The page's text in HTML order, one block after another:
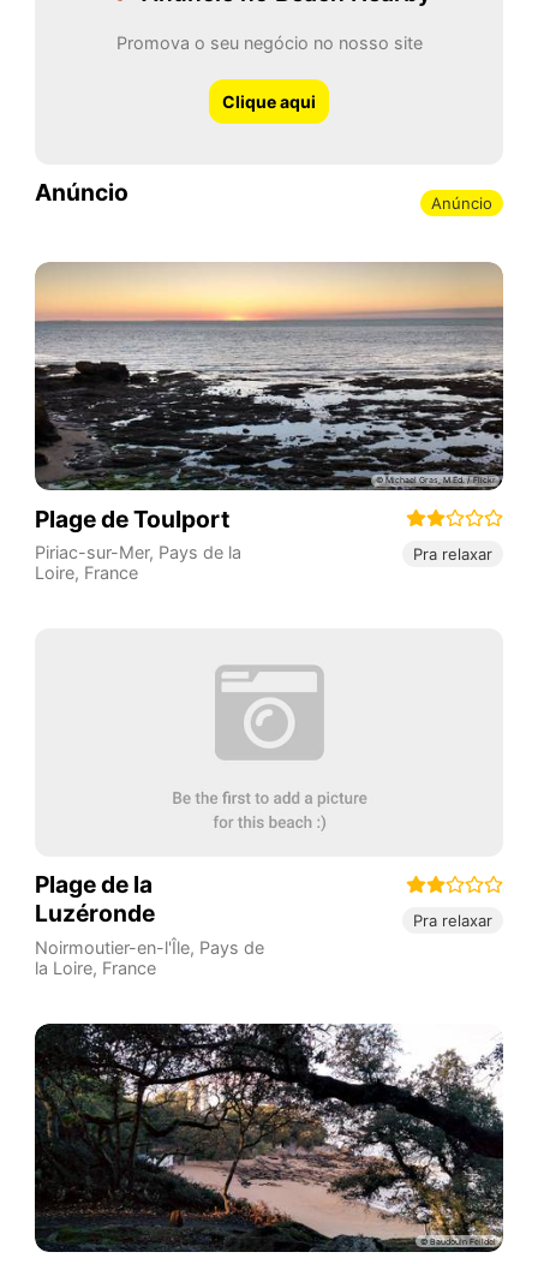
Promova o seu negócio no nosso site
Clique aqui
Anúncio Anúncio
Plage de Toulport
Piriac-sur-Mer, Pays de la
Loire, France
Pra relaxar
Plage de la
Luzéronde
Noirmoutier-en-l'Île, Pays de
la Loire, France
Pra relaxar